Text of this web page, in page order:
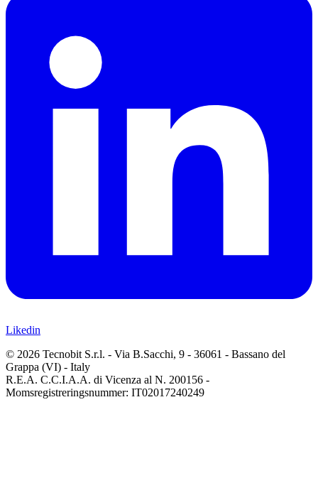
Likedin
© 2026 Tecnobit S.r.l. - Via B.Sacchi, 9 - 36061 - Bassano del
Grappa (VI) - Italy
R.E.A. C.C.I.A.A. di Vicenza al N. 200156 -
Momsregistreringsnummer: IT02017240249